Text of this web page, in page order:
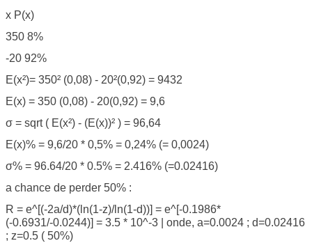
x P(x)
350 8%
-20 92%
E(x²)= 350² (0,08) - 20²(0,92) = 9432
E(x) = 350 (0,08) - 20(0,92) = 9,6
σ = sqrt ( E(x²) - (E(x))² ) = 96,64
E(x)% = 9,6/20 * 0,5% = 0,24% (= 0,0024)
σ% = 96.64/20 * 0.5% = 2.416% (=0.02416)
a chance de perder 50% :
R = e^[(-2a/d)*(ln(1-z)/ln(1-d))] = e^[-0.1986*
(-0.6931/-0.0244)] = 3.5 * 10^-3 | onde, a=0.0024 ; d=0.02416
; z=0.5 ( 50%)